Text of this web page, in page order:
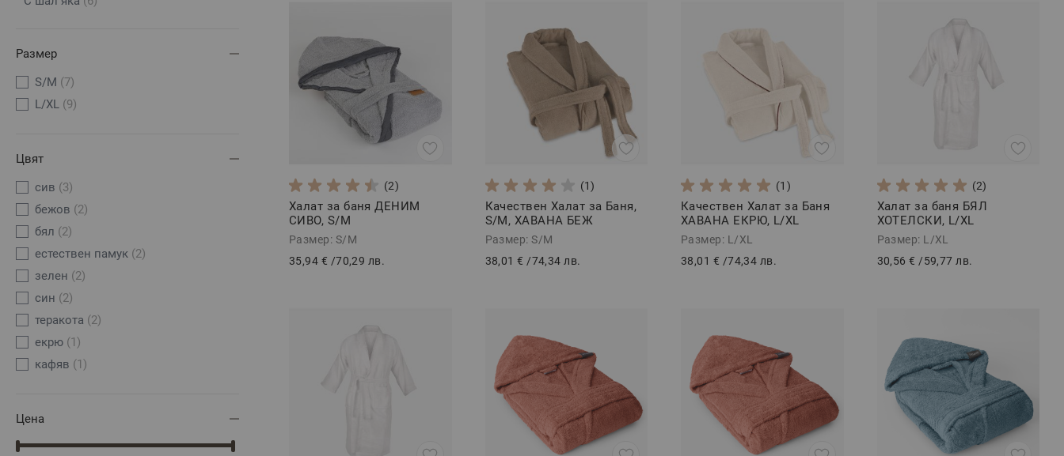
Размер
S/M (7)
L/XL (9)
Цвят
сив (3)
бежов (2)
бял (2)
естествен памук (2)
зелен (2)
син (2)
теракота (2)
екрю (1)
кафяв (1)
Цена
(2)
Халат за баня ДЕНИМ
СИВО, S/M
Размер: S/M
35,94 € /70,29 лв.
(1)
Качествен Халат за Баня,
S/M, ХАВАНА БЕЖ
Размер: S/M
38,01 € /74,34 лв.
(1)
Качествен Халат за Баня
ХАВАНА ЕКРЮ, L/XL
Размер: L/XL
38,01 € /74,34 лв.
(2)
Халат за баня БЯЛ
ХОТЕЛСКИ, L/XL
Размер: L/XL
30,56 € /59,77 лв.